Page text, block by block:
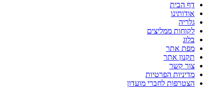
דף הבית
אודותינו
גלריה
לקוחות ממליצים
בלוג
מפת אתר
תקנון אתר
צור קשר
מדיניות הפרטיות
הצטרפות לחברי מועדון